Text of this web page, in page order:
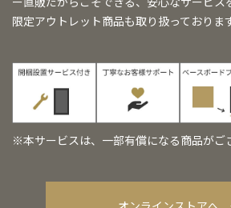
限定アウトレット商品も取り扱っております
※本サービスは、一部有償になる商品がご